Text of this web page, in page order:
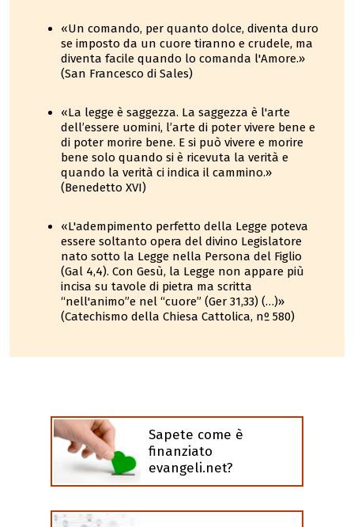
«Un comando, per quanto dolce, diventa duro
se imposto da un cuore tiranno e crudele, ma
diventa facile quando lo comanda l'Amore.»
(San Francesco di Sales)
«La legge è saggezza. La saggezza è l'arte
dell’essere uomini, l’arte di poter vivere bene e
di poter morire bene. E si può vivere e morire
bene solo quando si è ricevuta la verità e
quando la verità ci indica il cammino.»
(Benedetto XVI)
«L'adempimento perfetto della Legge poteva
essere soltanto opera del divino Legislatore
nato sotto la Legge nella Persona del Figlio
(Gal 4,4). Con Gesù, la Legge non appare più
incisa su tavole di pietra ma scritta
“nell'animo”e nel “cuore” (Ger 31,33) (…)»
(Catechismo della Chiesa Cattolica, nº 580)
Sapete come è
finanziato
evangeli.net?